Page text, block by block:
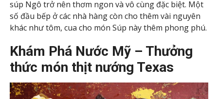
súp Ngô trở nên thơm ngon và vô cùng đặc biệt. Một
số đầu bếp ở các nhà hàng còn cho thêm vài nguyên
khác như tôm, cua cho món Súp này thêm phong phú.
Khám Phá Nước Mỹ – Thưởng
thức món thịt nướng Texas